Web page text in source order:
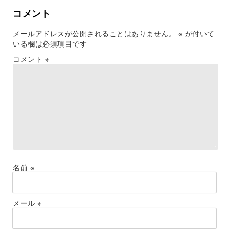
コメント
メールアドレスが公開されることはありません。 ※ が付いて
いる欄は必須項目です
コメント ※
名前 ※
メール ※